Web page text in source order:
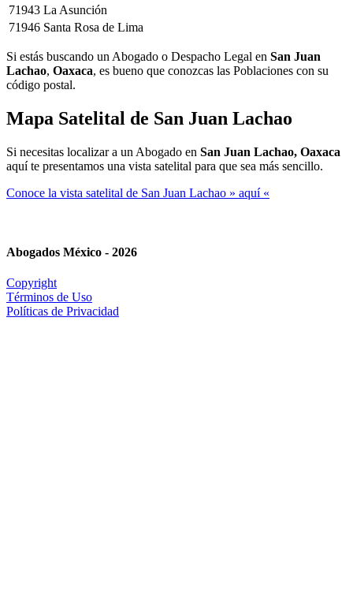
71943 La Asunción
71946 Santa Rosa de Lima
Si estás buscando un Abogado o Despacho Legal en San Juan
Lachao, Oaxaca, es bueno que conozcas las Poblaciones con su
código postal.
Mapa Satelital de San Juan Lachao
Si necesitas localizar a un Abogado en San Juan Lachao, Oaxaca
aquí te presentamos una vista satelital para que sea más sencillo.
Conoce la vista satelital de San Juan Lachao » aquí «
Abogados México - 2026
Copyright
Términos de Uso
Políticas de Privacidad